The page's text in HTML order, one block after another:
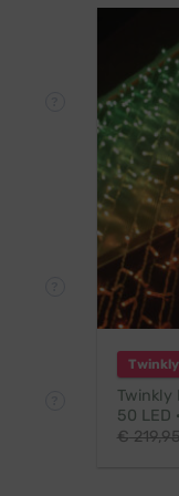
Twinkly
50 LED
€219,95